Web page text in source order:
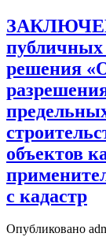
публичных
решения
объектов
с кадастр
Опубликовано